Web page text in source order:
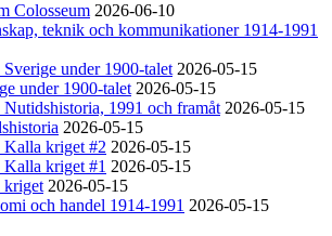
Colosseum 2026-06-10
teknik och kommunikationer 1914-1991
under 1900-talet 2026-05-15
under 1900-talet 2026-05-15
1991 och framåt 2026-05-15
2026-05-15
Kalla kriget #2 2026-05-15
kriget #1 2026-05-15
kriget 2026-05-15
och handel 1914-1991 2026-05-15